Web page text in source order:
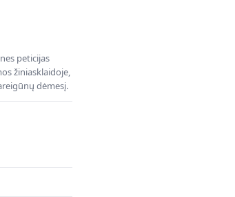
peticijas
žiniasklaidoje,
dėmesį.